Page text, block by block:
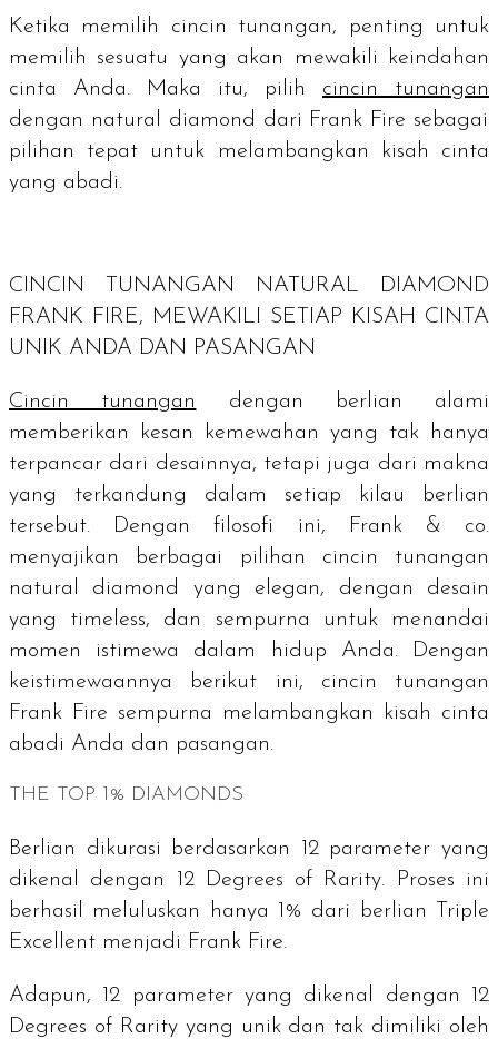
Ketika memilih cincin tunangan, penting untuk
memilih sesuatu yang akan mewakili keindahan
cinta Anda. Maka itu, pilih cincin tunangan
dengan natural diamond dari Frank Fire sebagai
pilihan tepat untuk melambangkan kisah cinta
yang abadi.
CINCIN TUNANGAN
NATURAL DIAMOND
FRANK FIRE, MEWAKILI SETIAP KISAH CINTA
UNIK ANDA DAN PASANGAN
Cincin tunangan
dengan berlian alami
memberikan kesan kemewahan yang tak hanya
terpancar dari desainnya, tetapi juga dari makna
yang terkandung dalam setiap kilau berlian
tersebut. Dengan filosofi ini, Frank & co.
menyajikan berbagai pilihan cincin tunangan
natural diamond yang elegan, dengan desain
yang timeless, dan sempurna untuk menandai
momen istimewa dalam hidup Anda. Dengan
keistimewaannya berikut ini, cincin tunangan
Frank Fire sempurna melambangkan kisah cinta
abadi Anda dan pasangan.
THE TOP 1% DIAMONDS
Berlian dikurasi berdasarkan 12 parameter yang
dikenal dengan
12 Degrees of Rarity. Proses ini
berhasil meluluskan hanya 1% dari berlian
Triple
Excellent menjadi Frank Fire.
Adapun, 12 parameter yang dikenal dengan 12
Degrees of Rarityyang unik dan tak dimiliki oleh